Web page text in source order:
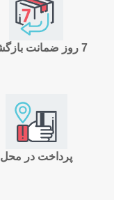
7 روز ضمانت بازگشت
پرداخت در محل